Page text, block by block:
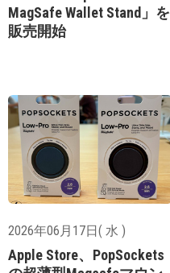
MagSafe Wallet Stand」を
販売開始
2026年06月17日( 水 )
Apple Store、PopSockets